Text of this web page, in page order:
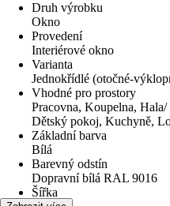
Druh výrobku
Okno
Provedení
Interiérové okno
Varianta
Jednokřídlé (otočné-
Vhodné pro prostory
Pracovna, Koupelna,
Dětský pokoj, Kuchyně,
Základní barva
Bílá
Barevný odstín
Dopravní bílá RAL 9016
Šířka